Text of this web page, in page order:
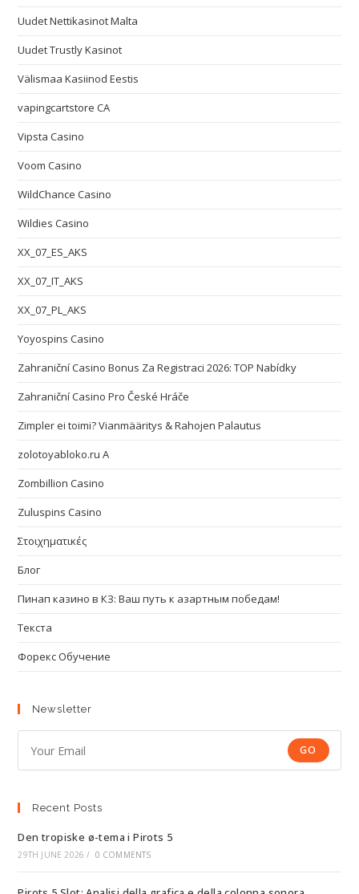
Uudet Nettikasinot Malta
Uudet Trustly Kasinot
Välismaa Kasiinod Eestis
vapingcartstore CA
Vipsta Casino
Voom Casino
WildChance Casino
Wildies Casino
XX_07_ES_AKS
XX_07_IT_AKS
XX_07_PL_AKS
Yoyospins Casino
Zahraniční Casino Bonus Za Registraci 2026: TOP Nabídky
Zahraniční Casino Pro České Hráče
Zimpler ei toimi? Vianmääritys & Rahojen Palautus
zolotoyabloko.ru A
Zombillion Casino
Zuluspins Casino
Στοιχηματικές
Блог
Пинап казино в КЗ: Ваш путь к азартным победам!
Текста
Форекс Обучение
Newsletter
GO
Recent Posts
Den tropiske ø-tema i Pirots 5
29TH JUNE 2026 / 0 COMMENTS